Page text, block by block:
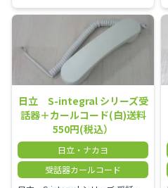
日立 S-integral シリーズ受
話器＋カールコード(白)送料
550円(税込）
日立・ナカヨ
受話器カールコード